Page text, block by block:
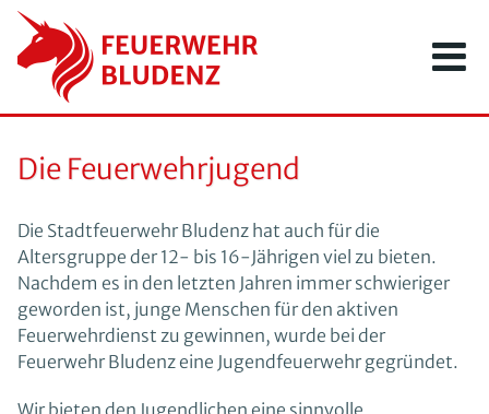
Zum
Inhalt
springen
Die Feuerwehrjugend
Die Stadtfeuerwehr Bludenz hat auch für die
Altersgruppe der 12- bis 16-Jährigen viel zu bieten.
Nachdem es in den letzten Jahren immer schwieriger
geworden ist, junge Menschen für den aktiven
Feuerwehrdienst zu gewinnen, wurde bei der
Feuerwehr Bludenz eine Jugendfeuerwehr gegründet.